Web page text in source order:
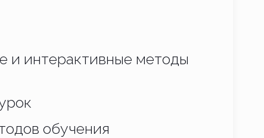
и интерактивные методы
обучения